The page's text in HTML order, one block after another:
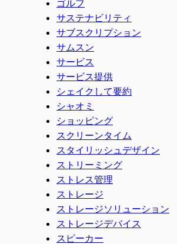
ゴルフ
サステナビリティ
サブスクリプション
サムスン
サービス
サービス提供
シェイクして要約
シャオミ
ショッピング
スクリーンタイム
スタイリッシュデザイン
ストリーミング
ストレス管理
ストレージ
ストレージソリューション
ストレージデバイス
スピーカー